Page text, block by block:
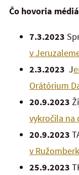
Čo hovoria
7.3.2023
v
2.3.2023 J
Orátórium
20.9.2023
vykročila na
20.9.2023
v
25.9.2023